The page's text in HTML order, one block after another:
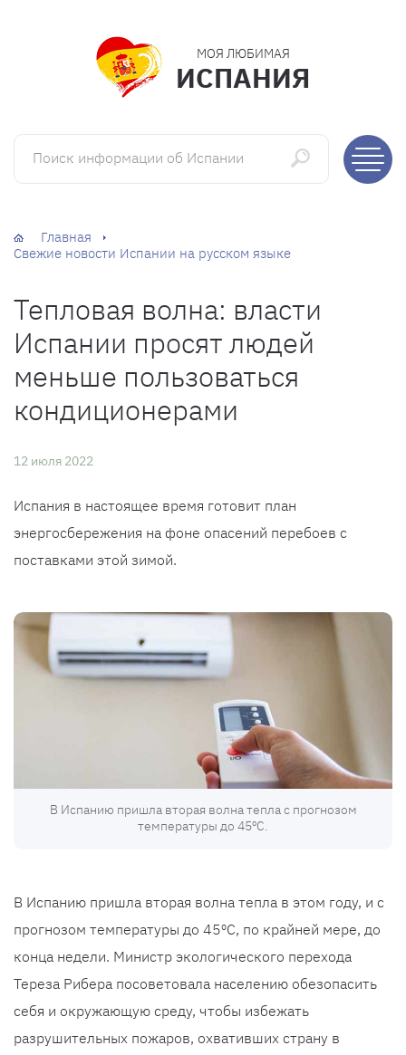
МОЯ ЛЮБИМАЯ
ИСПАНИЯ
Поиск информации об Испании
Главная
Свежие новости Испании на русском языке
Тепловая волна: власти
Испании просят людей
меньше пользоваться
кондиционерами
12 июля 2022
Испания в настоящее время готовит план
энергосбережения на фоне опасений перебоев с
поставками этой зимой.
В Испанию пришла вторая волна тепла с прогнозом
температуры до 45ºC.
В Испанию пришла вторая волна тепла в этом году, и с
прогнозом температуры до 45ºC, по крайней мере, до
конца недели. Министр экологического перехода
Тереза Рибера посоветовала населению обезопасить
себя и окружающую среду, чтобы избежать
разрушительных пожаров, охвативших страну в